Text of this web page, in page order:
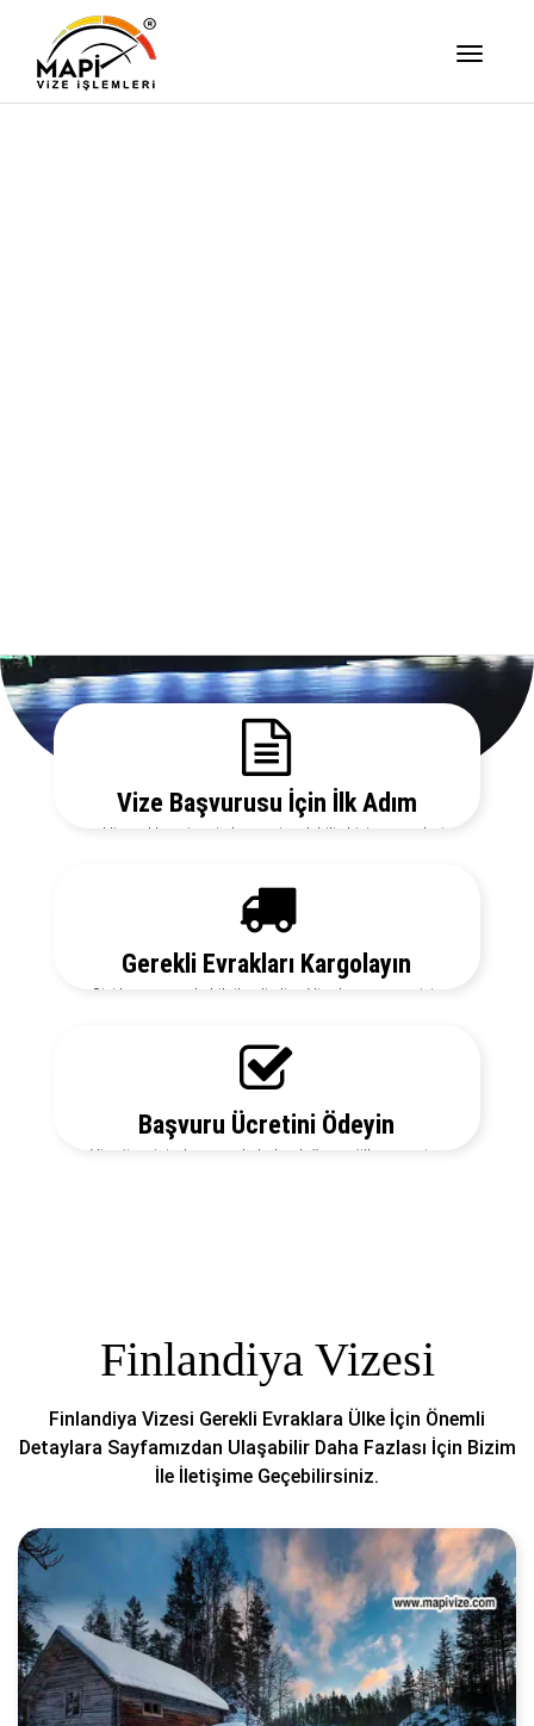
Vize Başvurusu İçin İlk Adım
Gerekli evrakları sitemizden temin edebilir, bizi arayarak vize
Gerekli Evrakları Kargolayın
Sizi her aşamada bilgilendirelim. Vize başvurunuz için
Başvuru Ücretini Ödeyin
Vize ücretiniz, başvuruda bulunduğunuz ülkeye ve vize
Finlandiya Vizesi
Finlandiya Vizesi Gerekli Evraklara Ülke İçin Önemli
Detaylara Sayfamızdan Ulaşabilir Daha Fazlası İçin Bizim
İle İletişime Geçebilirsiniz.